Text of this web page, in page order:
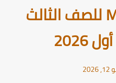
أقوى مراجعة Math للصف الثالث